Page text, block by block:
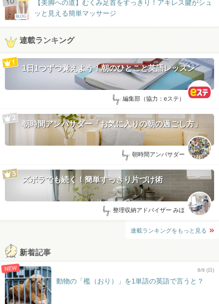
BLOG
【美脚への道】むくみ足首をすっきり！アキレス腱がシュ
ッと見える簡単マッサージ
連載ランキング
1日1つずつ覚えよう！朝のひとこと英語レッスン
by: 編集部（協力：eステ）
朝時間アンバサダー「お気に入りの朝の過ごし方」
by: 朝時間アンバサダー
ズボラでも続く！簡単すっきり片づけ術
by: 整理収納アドバイザー みほ
連載ランキングをもっと見る
新着記事
NEW 8/9 (日)
動物の「檻（おり）」を1単語の英語で言うと？